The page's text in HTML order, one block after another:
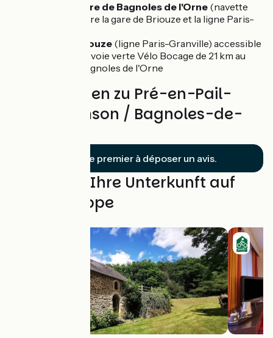
Gare routière de Bagnoles de l'Orne (navette
pour rejoindre la gare de Briouze et la ligne Paris-
Gare de Briouze (ligne Paris-Granville) accessible
en suivant la voie verte Vélo Bocage de 21 km au
départ de Bagnoles de l'Orne
Bewertungen zu Pré-en-Pail-
Saint-Samson / Bagnoles-de-
Soyez le premier à déposer un avis.
Finden Sie Ihre Unterkunft auf
dieser Etappe